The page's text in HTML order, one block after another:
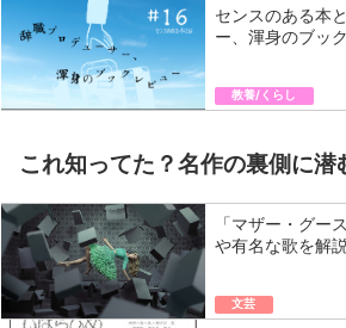
センスのある本
ー、渾身のブッ
教養/くらし
これ知ってた？名作の裏側に潜
「マザー・グー
や有名な歌を解
文芸